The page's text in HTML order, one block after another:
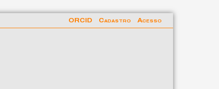
ORCID Cadastro Acesso